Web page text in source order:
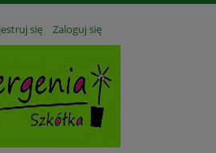
się Zaloguj się